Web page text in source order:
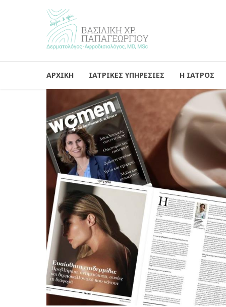
ΑΡΧΙΚΗ ΙΑΤΡΙΚΕΣ ΥΠΗΡΕΣΙΕΣ Η ΙΑΤΡΟΣ